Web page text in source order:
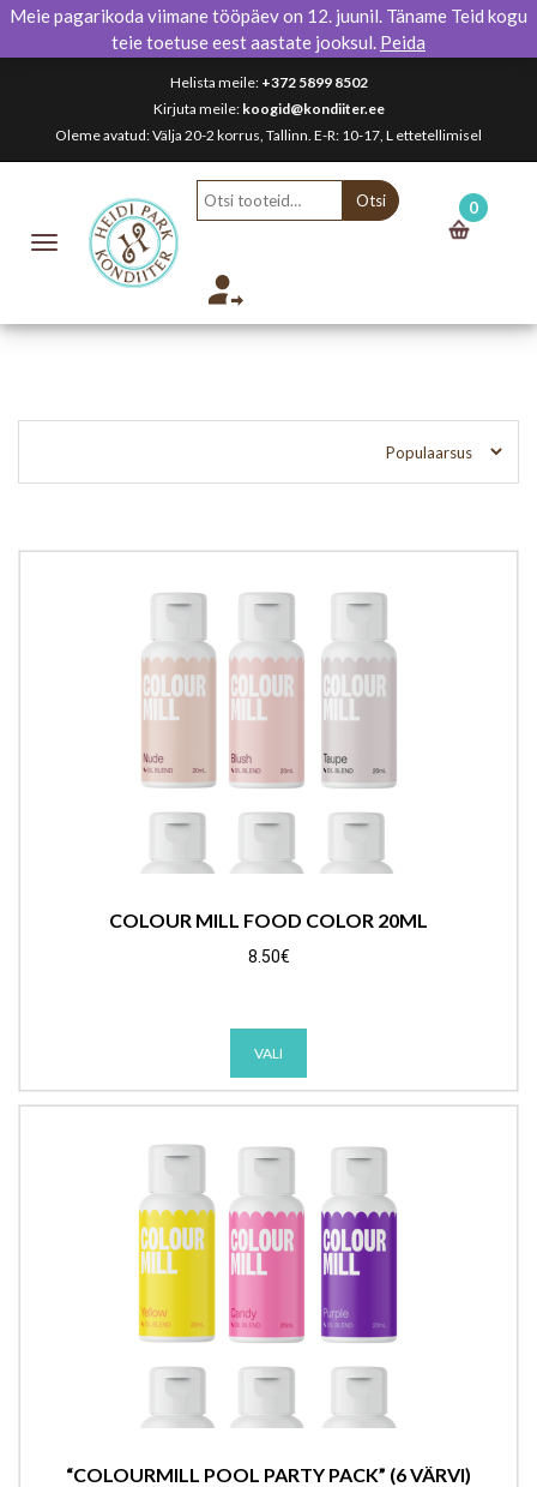
Meie pagarikoda viimane tööpäev on 12. juunil. Täname Teid kogu
teie toetuse eest aastate jooksul. Peida
Helista meile: +372 5899 8502
Kirjuta meile: koogid@kondiiter.ee
Oleme avatud: Välja 20-2 korrus, Tallinn. E-R: 10-17, L ettetellimisel
Otsi:
Otsi 0
COLOUR MILL FOOD COLOR 20ML
8.50€
VALI
product
has
variants.
options
may
on
the
product
“COLOURMILL POOL PARTY PACK” (6 VÄRVI)